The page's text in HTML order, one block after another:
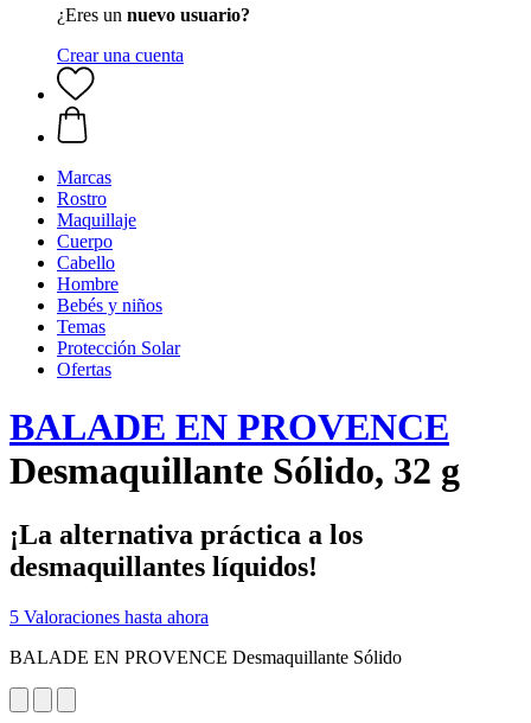
¿Eres un nuevo usuario?
Crear una cuenta
Marcas
Rostro
Maquillaje
Cuerpo
Cabello
Hombre
Bebés y niños
Temas
Protección Solar
Ofertas
BALADE EN PROVENCE
Desmaquillante Sólido, 32 g
¡La alternativa práctica a los
desmaquillantes líquidos!
5 Valoraciones hasta ahora
BALADE EN PROVENCE Desmaquillante Sólido